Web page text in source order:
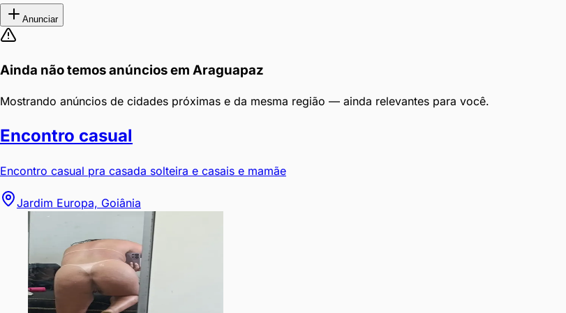
Anunciar
Ainda não temos anúncios em Araguapaz
Mostrando anúncios de cidades próximas e da mesma região — ainda relevantes para você.
Encontro casual
Encontro casual pra casada solteira e casais e mamãe
Jardim Europa, Goiânia